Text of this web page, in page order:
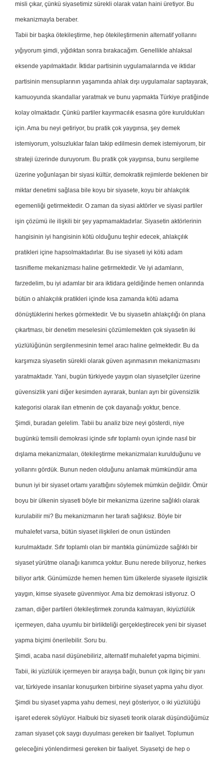
misli çıkar, çünkü siyasetimiz sürekli olarak vatan haini üretiyor. Bu
mekanizmayla beraber.
Tabii bir başka ötekileştirme, hep ötekileştirmenin alternatif yollarını
yığıyorum şimdi, yığdıktan sonra bırakacağım. Genellikle ahlaksal
eksende yapılmaktadır. İktidar partisinin uygulamalarında ve iktidar
partisinin mensuplarının yaşamında ahlak dışı uygulamalar saptayarak,
kamuoyunda skandallar yaratmak ve bunu yapmakta Türkiye pratiğinde
kolay olmaktadır. Çünkü partiler kayırmacılık esasına göre kuruldukları
için. Ama bu neyi getiriyor, bu pratik çok yaygınsa, şey demek
istemiyorum, yolsuzluklar falan takip edilmesin demek istemiyorum, bir
strateji üzerinde duruyorum. Bu pratik çok yaygınsa, bunu sergileme
üzerine yoğunlaşan bir siyasi kültür, demokratik rejimlerde beklenen bir
miktar denetimi sağlasa bile koyu bir siyasete, koyu bir ahlakçılık
egemenliği getirmektedir. O zaman da siyasi aktörler ve siyasi partiler
işin çözümü ile ilişkili bir şey yapmamaktadırlar. Siyasetin aktörlerinin
hangisinin iyi hangisinin kötü olduğunu teşhir edecek, ahlakçılık
pratikleri içine hapsolmaktadırlar. Bu ise siyaseti iyi kötü adam
tasnifleme mekanizması haline getirmektedir. Ve iyi adamların,
farzedelim, bu iyi adamlar bir ara iktidara geldiğinde hemen onlarında
bütün o ahlakçılık pratikleri içinde kısa zamanda kötü adama
dönüştüklerini herkes görmektedir. Ve bu siyasetin ahlakçılığı ön plana
çıkartması, bir denetim meselesini çözümlemekten çok siyasetin iki
yüzlülüğünün sergilenmesinin temel aracı haline gelmektedir. Bu da
karşımıza siyasetin sürekli olarak güven aşınmasının mekanizmasını
yaratmaktadır. Yani, bugün türkiyede yaygın olan siyasetçiler üzerine
güvensizlik yani diğer kesimden ayırarak, bunları ayrı bir güvensizlik
kategorisi olarak ilan etmenin de çok dayanağı yoktur, bence.
Şimdi, buradan gelelim. Tabii bu analiz bize neyi gösterdi, niye
bugünkü temsili demokrasi içinde sıfır toplamlı oyun içinde nasıl bir
dışlama mekanizmaları, ötekileştirme mekanizmaları kurulduğunu ve
yollarını gördük. Bunun neden olduğunu anlamak mümkündür ama
bunun iyi bir siyaset ortamı yarattığını söylemek mümkün değildir. Ömür
boyu bir ülkenin siyaseti böyle bir mekanizma üzerine sağlıklı olarak
kurulabilir mi? Bu mekanizmanın her tarafı sağlıksız. Böyle bir
muhalefet varsa, bütün siyaset ilişkileri de onun üstünden
kurulmaktadır. Sıfır toplamlı olan bir mantıkla günümüzde sağlıklı bir
siyaset yürütme olanağı kanımca yoktur. Bunu nerede biliyoruz, herkes
biliyor artık. Günümüzde hemen hemen tüm ülkelerde siyasete ilgisizlik
yaygın, kimse siyasete güvenmiyor. Ama biz demokrasi istiyoruz. O
zaman, diğer partileri ötekileştirmek zorunda kalmayan, ikiyüzlülük
içermeyen, daha uyumlu bir birlikteliği gerçekleştirecek yeni bir siyaset
yapma biçimi önerilebilir. Soru bu.
Şimdi, acaba nasıl düşünebiliriz, alternatif muhalefet yapma biçimini.
Tabii, iki yüzlülük içermeyen bir arayışa bağlı, bunun çok ilginç bir yanı
var, türkiyede insanlar konuşurken birbirine siyaset yapma yahu diyor.
Şimdi bu siyaset yapma yahu demesi, neyi gösteriyor, o iki yüzlülüğü
işaret ederek söylüyor. Halbuki biz siyaseti teorik olarak düşündüğümüz
zaman siyaset çok saygı duyulması gereken bir faaliyet. Toplumun
geleceğini yönlendirmesi gereken bir faaliyet. Siyasetçi de hep o